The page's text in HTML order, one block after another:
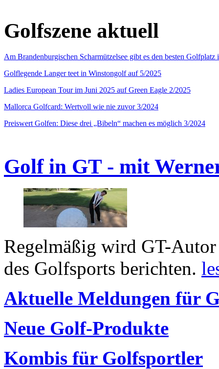
Golfszene aktuell
Am Brandenburgischen Scharmützelsee gibt es den besten
Golflegende Langer teet in Winstongolf auf 5/2025
Ladies European Tour im Juni 2025 auf Green Eagle 2/2025
Mallorca Golfcard: Wertvoll wie nie zuvor 3/2024
Preiswert Golfen: Diese drei „Bibeln“ machen es möglich 3/2024
Golf in GT - mit
Regelmäßig wird GT-
des Golfsports berichten.
Aktuelle Meldungen für
Neue Golf-Produkte
Kombis für Golfsportler